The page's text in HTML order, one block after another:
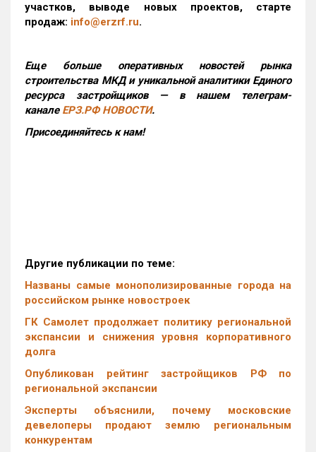
участков, выводе новых проектов, старте
продаж: info@erzrf.ru.
Еще больше оперативных новостей рынка
строительства МКД и уникальной аналитики Единого
ресурса застройщиков — в нашем телеграм-
канале ЕРЗ.РФ НОВОСТИ.
Присоединяйтесь к нам!
Другие публикации по теме:
Названы самые монополизированные города на
российском рынке новостроек
ГК Самолет продолжает политику региональной
экспансии и снижения уровня корпоративного
долга
Опубликован рейтинг застройщиков РФ по
региональной экспансии
Эксперты объяснили, почему московские
девелоперы продают землю региональным
конкурентам